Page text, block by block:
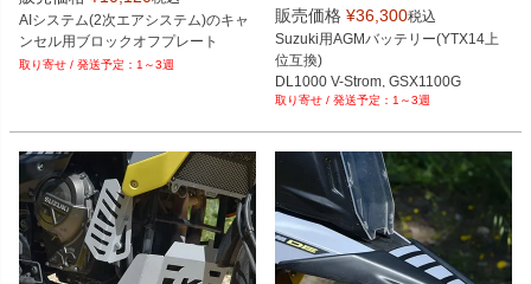
B型番：576985
D型番：0930-0109
AIシステム(2次エアシステム)のキャ
ンセル用ブロックオフプレート
1～3週
メーカー型番：YUAM716GH
販売価格 ¥36,300税込
Suzuki用AGMバッテリー(YTX14上
位互換)
DL1000 V-Strom, GSX1100G
SV1000S, AN650 Burgman
1～3週